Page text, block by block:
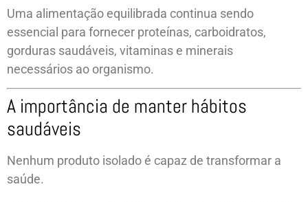
Uma alimentação equilibrada continua sendo
essencial para fornecer proteínas, carboidratos,
gorduras saudáveis, vitaminas e minerais
necessários ao organismo.
A importância de manter hábitos
saudáveis
Nenhum produto isolado é capaz de transformar a
saúde.